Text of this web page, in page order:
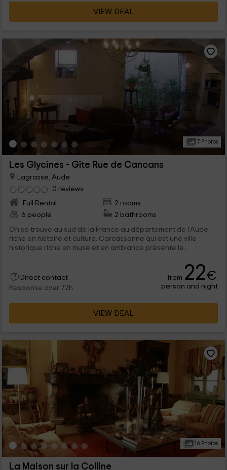
VIEW DEAL
7 Photos
Les Glycines - Gîte Rue de Cancans
Lagrasse, Aude
0 reviews
Full Rental
2 rooms
6 people
2 bathrooms
On se trouve au sud de la France au département de l'Aude
riche en histoire et culture. Carcassonne qui est une ville
historique riche en musé et en ambiance présente le...
Direct contact
Response over 72h
from 22€
person and night
VIEW DEAL
16 Photos
La Maison sur la Colline